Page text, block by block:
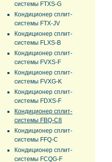
системы FTXS-G
Кондиционер сплит-
системы FTX-JV
Кондиционер сплит-
системы FLXS-B
Кондиционер сплит-
системы FVXS-F
Кондиционер сплит-
системы FVXG-K
Кондиционер сплит-
системы FDXS-F
Кондиционер сплит-
системы FBQ-C8
Кондиционер сплит-
системы FFQ-C
Кондиционер сплит-
системы FCQG-F